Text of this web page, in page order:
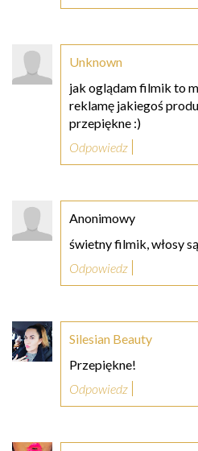
Unknown
jak oglądam filmik to
reklamę jakiegoś
przepiękne :)
Odpowiedz
Anonimowy
świetny filmik, włosy
Odpowiedz
Silesian Beauty
Przepiękne!
Odpowiedz